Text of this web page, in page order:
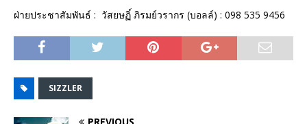
ฝ่ายประชาสัมพันธ์ : วัสยษฏิ์ ภิรมย์วรากร (บอลล์) : 098 535 9456
SIZZLER